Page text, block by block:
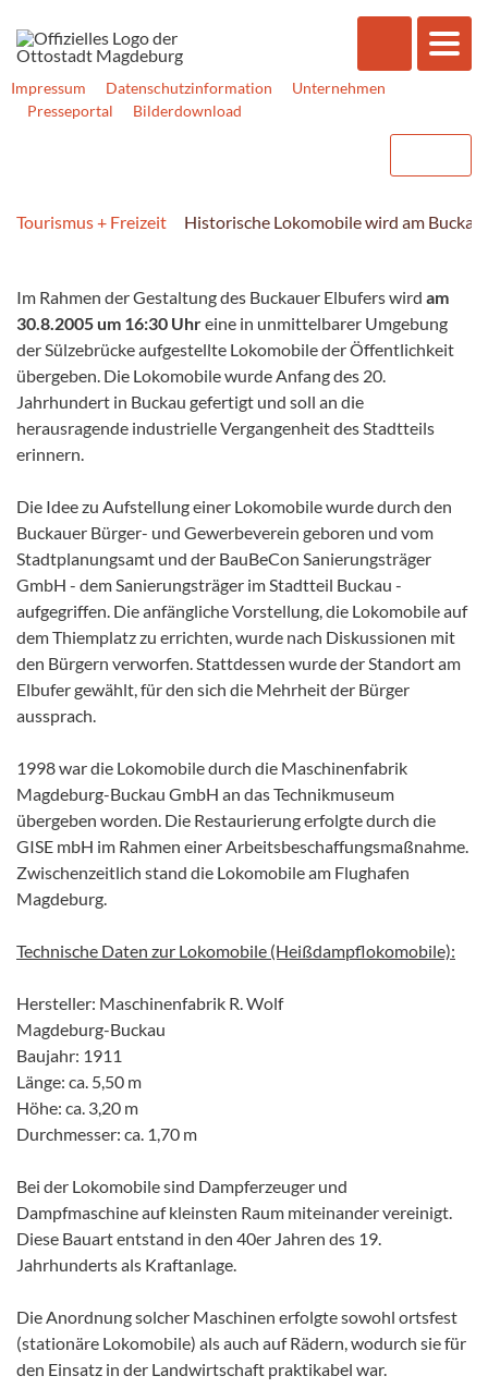
Impressum Datenschutzinformation
Unternehmen
Presseportal
Bilderdownload
Tourismus + Freizeit Historische Lokomobile wird am
Im Rahmen der Gestaltung des Buckauer Elbufers wird am
30.8.2005 um 16:30 Uhreine in unmittelbarer Umgebung
der Sülzebrücke aufgestellte Lokomobile der Öffentlichkeit
übergeben. Die Lokomobile wurde Anfang des 20.
Jahrhundert in Buckau gefertigt und soll an die
herausragende industrielle Vergangenheit des Stadtteils
erinnern.
Die Idee zu Aufstellung einer Lokomobile wurde durch den
Buckauer Bürger- und Gewerbeverein geboren und vom
Stadtplanungsamt und der BauBeCon Sanierungsträger
GmbH - dem Sanierungsträger im Stadtteil Buckau -
aufgegriffen. Die anfängliche Vorstellung, die Lokomobile auf
dem Thiemplatz zu errichten, wurde nach Diskussionen mit
den Bürgern verworfen. Stattdessen wurde der Standort am
Elbufer gewählt, für den sich die Mehrheit der Bürger
aussprach.
1998 war die Lokomobile durch die Maschinenfabrik
Magdeburg-Buckau GmbH an das Technikmuseum
übergeben worden. Die Restaurierung erfolgte durch die
GISE mbH im Rahmen einer Arbeitsbeschaffungsmaßnahme.
Zwischenzeitlich stand die Lokomobile am Flughafen
Magdeburg.
Technische Daten zur Lokomobile (Heißdampflokomobile):
Hersteller: Maschinenfabrik R. Wolf
Magdeburg-Buckau
Baujahr: 1911
Länge: ca. 5,50 m
Höhe: ca. 3,20 m
Durchmesser: ca. 1,70 m
Bei der Lokomobile sind Dampferzeuger und
Dampfmaschine auf kleinsten Raum miteinander vereinigt.
Diese Bauart entstand in den 40er Jahren des 19.
Jahrhunderts als Kraftanlage.
Die Anordnung solcher Maschinen erfolgte sowohl ortsfest
(stationäre Lokomobile) als auch auf Rädern, wodurch sie für
den Einsatz in der Landwirtschaft praktikabel war.